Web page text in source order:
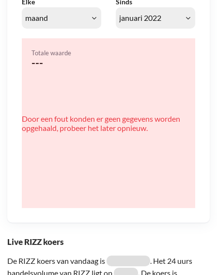
Live RIZZ koers
De RIZZ koers van vandaag is
. Het 24 uurs
handelsvolume van RIZZ ligt op
. De koers is
Elke Sinds
Totale waarde
---
Door een fout konden er geen gegevens worden
opgehaald, probeer het later opnieuw.